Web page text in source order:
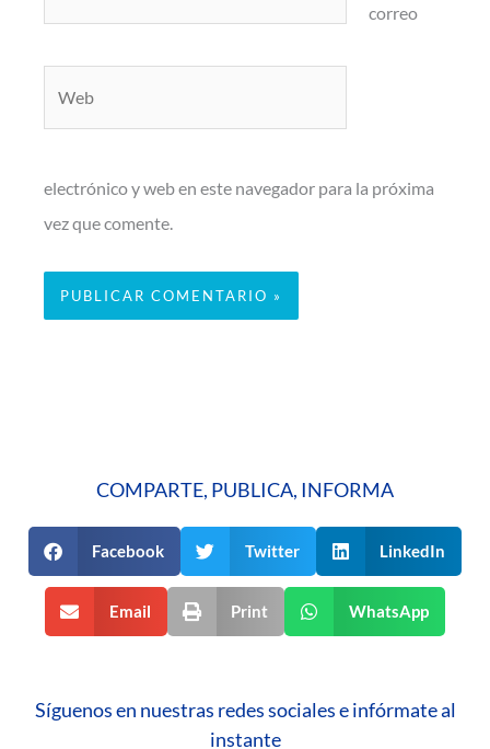
correo
electrónico y web en este navegador para la próxima
vez que comente.
COMPARTE, PUBLICA, INFORMA
Facebook Twitter LinkedIn
Email Print WhatsApp
Síguenos en nuestras redes sociales e infórmate al
instante